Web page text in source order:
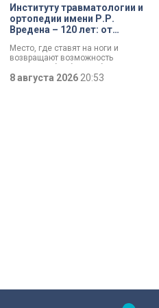
Институту травматологии и
ортопедии имени Р.Р.
Вредена – 120 лет: от
до передового
медицинского центра
Место, где ставят на ноги и
возвращают возможность
отмечает Институт травматологии
8 августа 202620:53